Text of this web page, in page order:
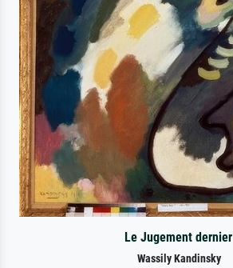
Le Jugement dernier
Wassily Kandinsky